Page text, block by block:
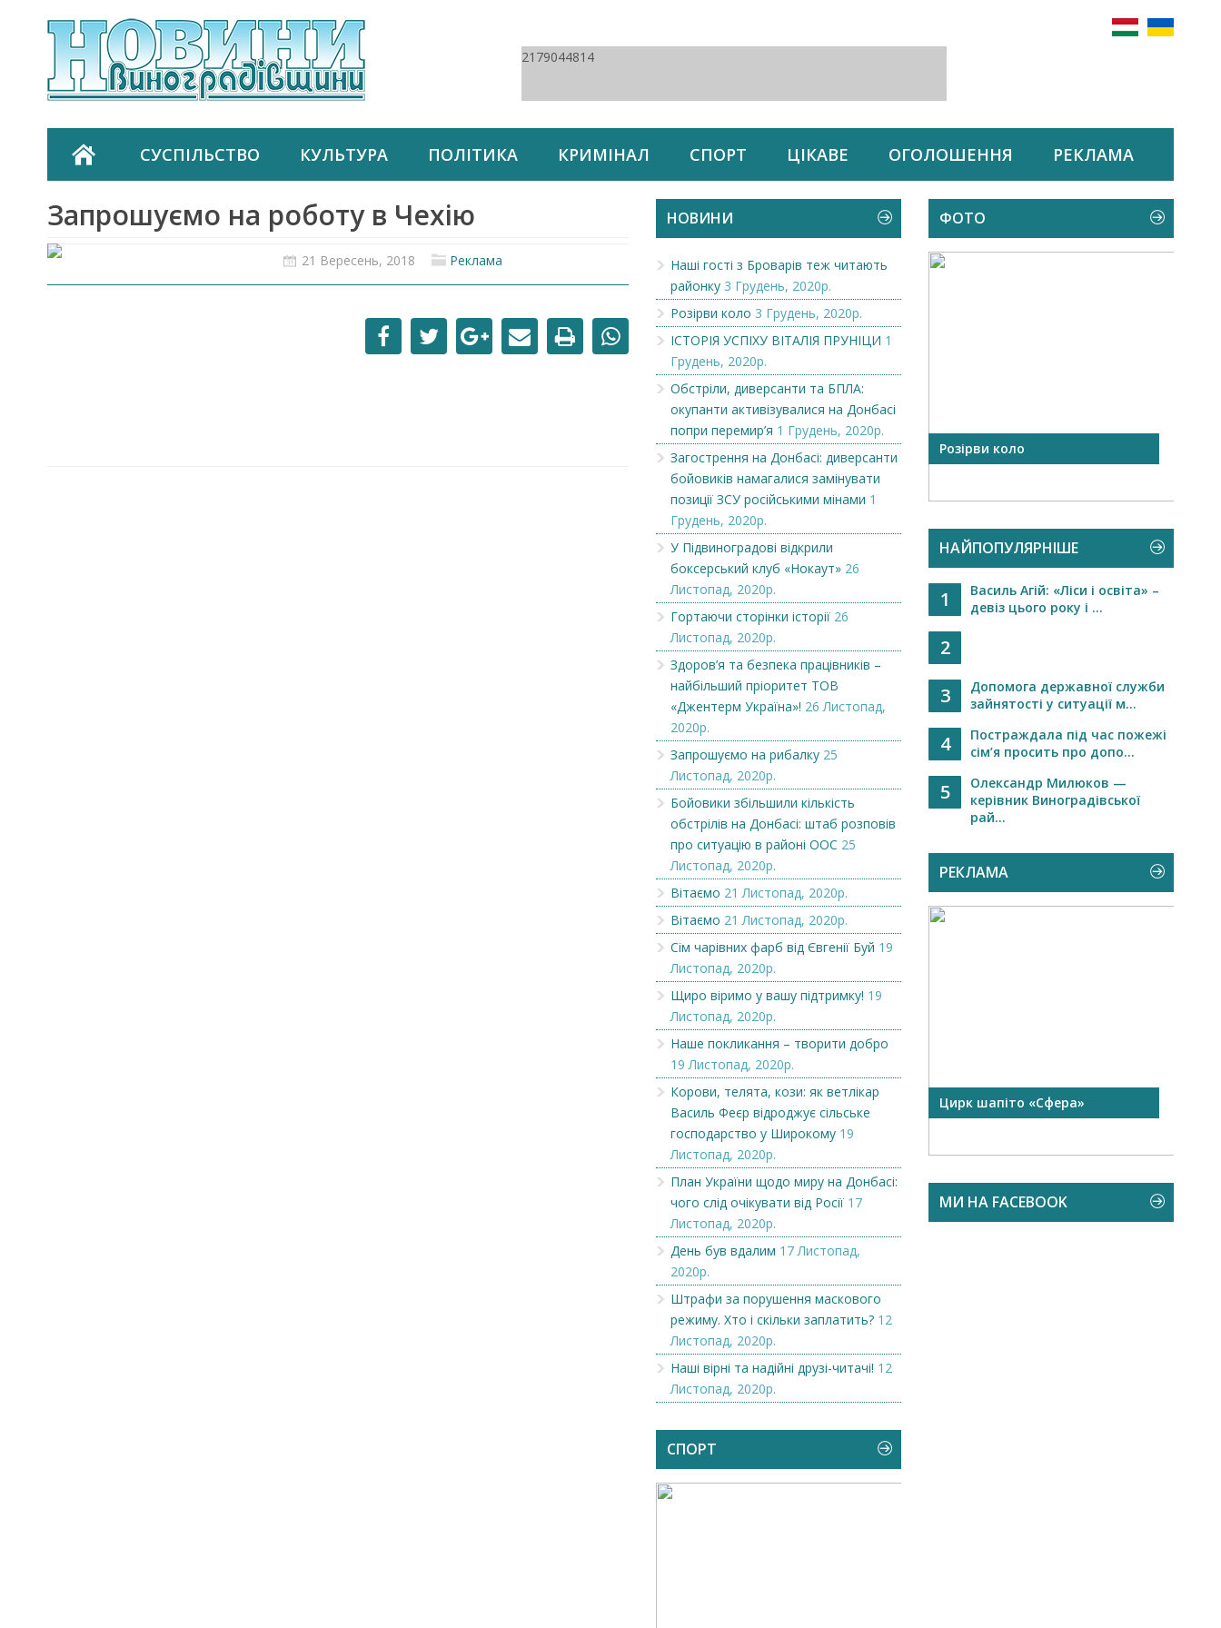
2179044814
СУСПІЛЬСТВО КУЛЬТУРА ПОЛІТИКА КРИМІНАЛ СПОРТ ЦІКАВЕ ОГОЛОШЕННЯ РЕКЛАМА
Запрошуємо на роботу в Чехію
21 Вересень, 2018 Реклама
НОВИНИ
Наші гості з Броварів теж читають
районку 3 Грудень, 2020р.
Розірви коло 3 Грудень, 2020р.
ІСТОРІЯ УСПІХУ ВІТАЛІЯ ПРУНІЦИ 1
Грудень, 2020р.
Обстріли, диверсанти та БПЛА:
окупанти активізувалися на Донбасі
попри перемир’я 1 Грудень, 2020р.
Загострення на Донбасі: диверсанти
бойовиків намагалися замінувати
позиції ЗСУ російськими мінами 1
Грудень, 2020р.
У Підвиноградові відкрили
боксерський клуб «Нокаут» 26
Листопад, 2020р.
Гортаючи сторінки історії 26
Листопад, 2020р.
Здоров’я та безпека працівників –
найбільший пріоритет ТОВ
«Джентерм Україна»! 26 Листопад,
2020р.
Запрошуємо на рибалку 25
Листопад, 2020р.
Бойовики збільшили кількість
обстрілів на Донбасі: штаб розповів
про ситуацію в районі ООС 25
Листопад, 2020р.
Вітаємо 21 Листопад, 2020р.
Вітаємо 21 Листопад, 2020р.
Сім чарівних фарб від Євгенії Буй 19
Листопад, 2020р.
Щиро віримо у вашу підтримку! 19
Листопад, 2020р.
Наше покликання – творити добро
19 Листопад, 2020р.
Корови, телята, кози: як ветлікар
Василь Феєр відроджує сільське
господарство у Широкому 19
Листопад, 2020р.
План України щодо миру на Донбасі:
чого слід очікувати від Росії 17
Листопад, 2020р.
День був вдалим 17 Листопад,
2020р.
Штрафи за порушення маскового
режиму. Хто і скільки заплатить? 12
Листопад, 2020р.
Наші вірні та надійні друзі-читачі! 12
Листопад, 2020р.
СПОРТ
ФОТО
Наші гості з Броварів теж
читають районку...
Розірви коло
НАЙПОПУЛЯРНІШЕ
1
Василь Агій: «Ліси і освіта» –
девіз цього року і ...
2
3
Допомога державної служби
зайнятості у ситуації м...
4
Постраждала під час пожежі
сім’я просить про допо...
5
Олександр Милюков —
керівник Виноградівської
рай...
РЕКЛАМА
Викупимо бруньки чорної
смородини...
Цирк шапіто «Сфера»
МИ НА FACEBOOK